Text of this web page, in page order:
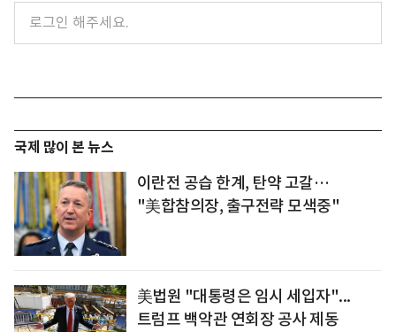
국제 많이 본 뉴스
이란전 공습 한계, 탄약 고갈…
"美합참의장, 출구전략 모색중"
美법원 "대통령은 임시 세입자"...
트럼프 백악관 연회장 공사 제동